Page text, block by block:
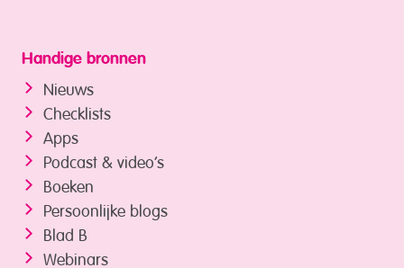
Handige bronnen
Nieuws
Checklists
Apps
Podcast & video’s
Boeken
Persoonlijke blogs
Blad B
Webinars